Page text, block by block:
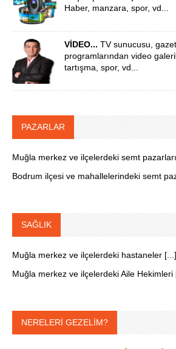
Haber, manzara, spor, vd...
VİDEO... TV sunucusu,
programlarından video
tartışma, spor, vd...
PAZARLAR
Muğla merkez ve ilçelerdeki semt
Bodrum ilçesi ve mahallelerindeki semt
SAĞLIK
Muğla merkez ve ilçelerdeki hastaneler [...]
Muğla merkez ve ilçelerdeki Aile Hekimleri
NERELERİ GEZELİM?